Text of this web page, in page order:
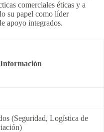
comerciales éticas y a
su papel como líder
apoyo integrados.
Información
(Seguridad, Logística de